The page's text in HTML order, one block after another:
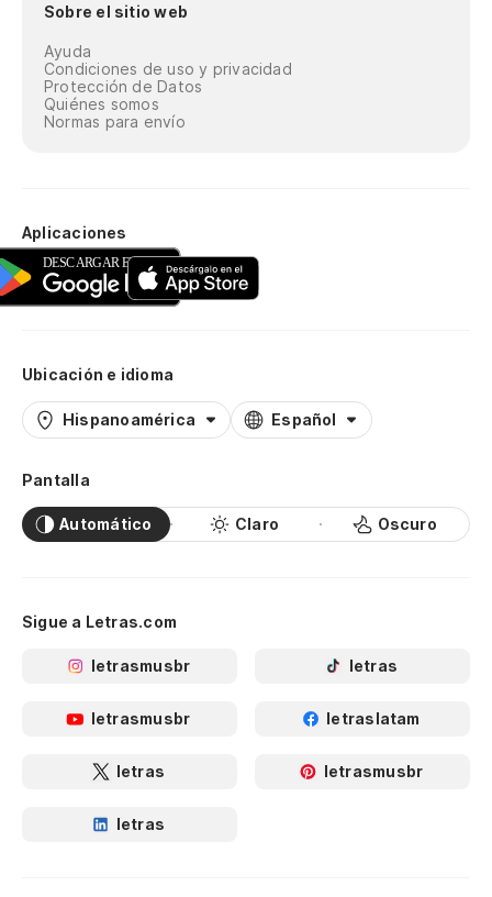
Sobre el sitio web
Ayuda
Condiciones de uso y privacidad
Protección de Datos
Quiénes somos
Normas para envío
Aplicaciones
Ubicación e idioma
Hispanoamérica Español
Pantalla
Automático Claro Oscuro
Sigue a Letras.com
letrasmusbr letras
letrasmusbr letraslatam
letras letrasmusbr
letras